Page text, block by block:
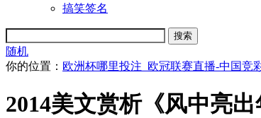
搞笑签名
随机
你的位置： 欧洲杯哪里投注_欧冠联赛直播-中国竞
2014美文赏析《风中亮出